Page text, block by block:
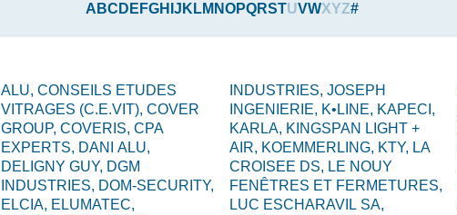
A BC D E FGH J K LM NOPQRSTUVWXYZ#
ALU, CONSEILS ETUDES
VITRAGES (C.E.VIT), COVER
GROUP, COVERIS, CPA
EXPERTS, DANI ALU,
DELIGNY GUY, DGM
INDUSTRIES, DOM-SECURITY,
ELCIA, ELUMATEC,
INDUSTRIES, JOSEPH
INGENIERIE, K•LINE, KAPECI,
KARLA, KINGSPAN LIGHT +
AIR, KOEMMERLING, KTY, LA
CROISEE DS, LE NOUY
FENÊTRES ET FERMETURES,
LUC ESCHARAVIL SA,